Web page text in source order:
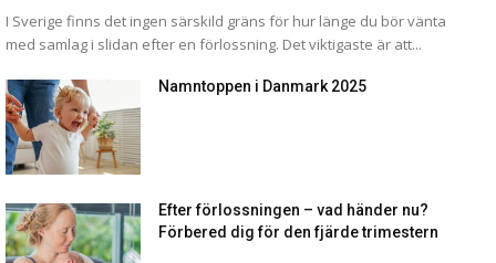
I Sverige finns det ingen särskild gräns för hur länge du bör vänta
med samlag i slidan efter en förlossning. Det viktigaste är att...
Namntoppen i Danmark 2025
Efter förlossningen – vad händer nu?
Förbered dig för den fjärde trimestern